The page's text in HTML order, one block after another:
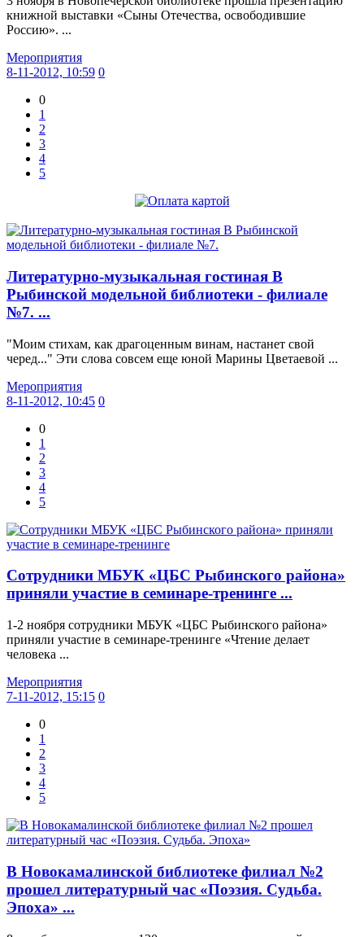
книжной выставки «Сыны Отечества, освободившие
Россию». ...
Мероприятия
8-11-2012, 10:59 0
0
1
2
3
4
5
Литературно-музыкальная гостиная В
Рыбинской модельной библиотеки - филиале
№7. ...
"Моим стихам, как драгоценным винам, настанет свой
черед..." Эти слова совсем еще юной Марины Цветаевой ...
Мероприятия
8-11-2012, 10:45 0
0
1
2
3
4
5
Сотрудники МБУК «ЦБС Рыбинского района»
приняли участие в семинаре-тренинге ...
1-2 ноября сотрудники МБУК «ЦБС Рыбинского района»
приняли участие в семинаре-тренинге «Чтение делает
человека ...
Мероприятия
7-11-2012, 15:15 0
0
1
2
3
4
5
В Новокамалинской библиотеке филиал №2
прошел литературный час «Поэзия. Судьба.
Эпоха» ...